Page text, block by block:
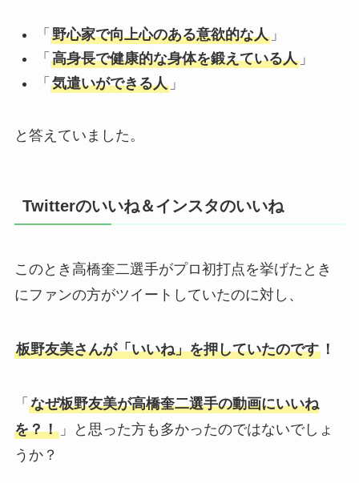
「 野心家で向上心のある意欲的な人」
「 高身長で健康的な身体を鍛えている人」
「 気遣いができる人」
と答えていました。
Twitterのいいね＆インスタのいいね
このとき高橋奎二選手がプロ初打点を挙げたとき
にファンの方がツイートしていたのに対し、
板野友美さんが「いいね」を押していたのです！
「 なぜ板野友美が高橋奎二選手の動画にいいね
を？！」と思った方も多かったのではないでしょ
うか？